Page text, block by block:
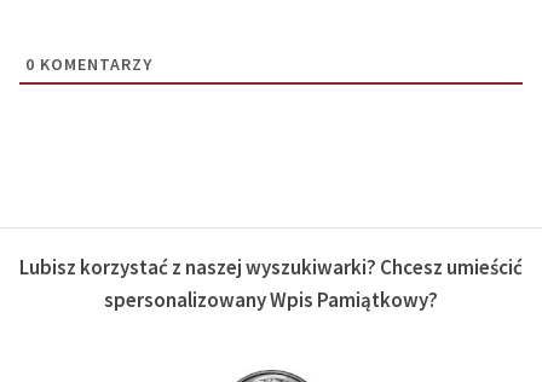
0 KOMENTARZY
Lubisz korzystać z naszej wyszukiwarki? Chcesz umieścić
spersonalizowany Wpis Pamiątkowy?